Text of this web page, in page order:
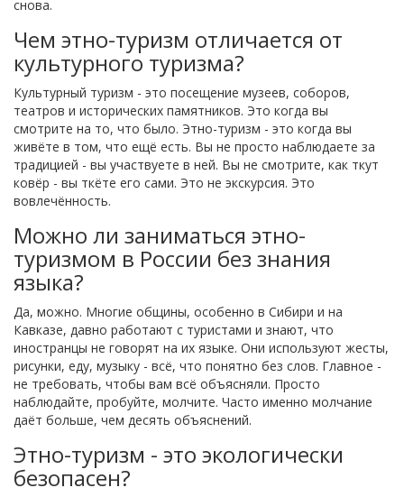
снова.
Чем этно-туризм отличается от
культурного туризма?
Культурный туризм - это посещение музеев, соборов,
театров и исторических памятников. Это когда вы
смотрите на то, что было. Этно-туризм - это когда вы
живёте в том, что ещё есть. Вы не просто наблюдаете за
традицией - вы участвуете в ней. Вы не смотрите, как ткут
ковёр - вы ткёте его сами. Это не экскурсия. Это
вовлечённость.
Можно ли заниматься этно-
туризмом в России без знания
языка?
Да, можно. Многие общины, особенно в Сибири и на
Кавказе, давно работают с туристами и знают, что
иностранцы не говорят на их языке. Они используют жесты,
рисунки, еду, музыку - всё, что понятно без слов. Главное -
не требовать, чтобы вам всё объясняли. Просто
наблюдайте, пробуйте, молчите. Часто именно молчание
даёт больше, чем десять объяснений.
Этно-туризм - это экологически
безопасен?